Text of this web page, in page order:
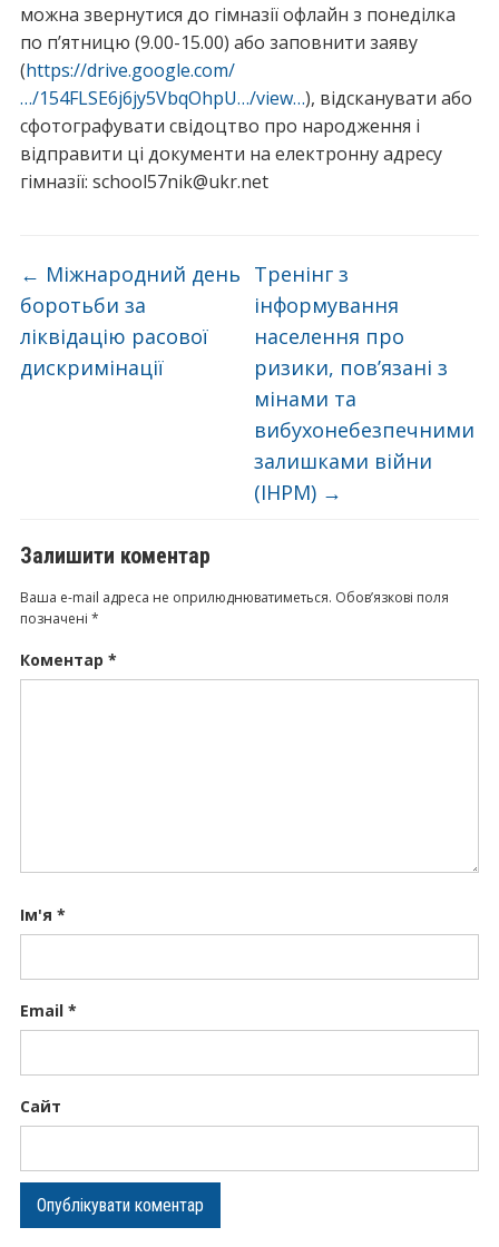
можна звернутися до гімназії офлайн з понеділка
по п’ятницю (9.00-15.00) або заповнити заяву
(https://drive.google.com/
…/154FLSE6j6jy5VbqOhpU…/view…), відсканувати або
сфотографувати свідоцтво про народження і
відправити ці документи на електронну адресу
гімназії: school57nik@ukr.net
← Міжнародний день
боротьби за
ліквідацію расової
дискримінації
Тренінг з
інформування
населення про
ризики, пов’язані з
мінами та
вибухонебезпечними
залишками війни
(ІНРМ) →
Залишити коментар
Ваша e-mail адреса не оприлюднюватиметься. Обов’язкові поля
позначені *
Коментар *
Ім'я *
Email *
Сайт